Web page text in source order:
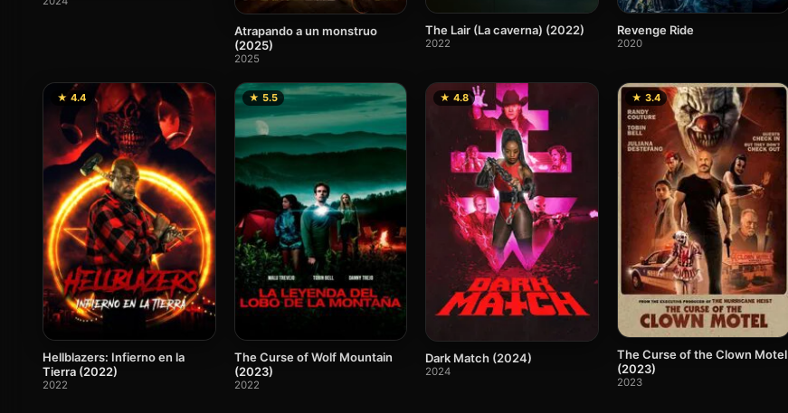
Atrapando a un monstruo
(2025)
2025
The Lair (La caverna) (2022)
2022
Revenge Ride
2020
★ 4.4
Hellblazers: Infierno en la
Tierra (2022)
2022
★ 5.5
The Curse of Wolf Mountain
(2023)
2022
★ 4.8
Dark Match (2024)
2024
★ 3.4
The Curse of the Clown Motel
(2023)
2023